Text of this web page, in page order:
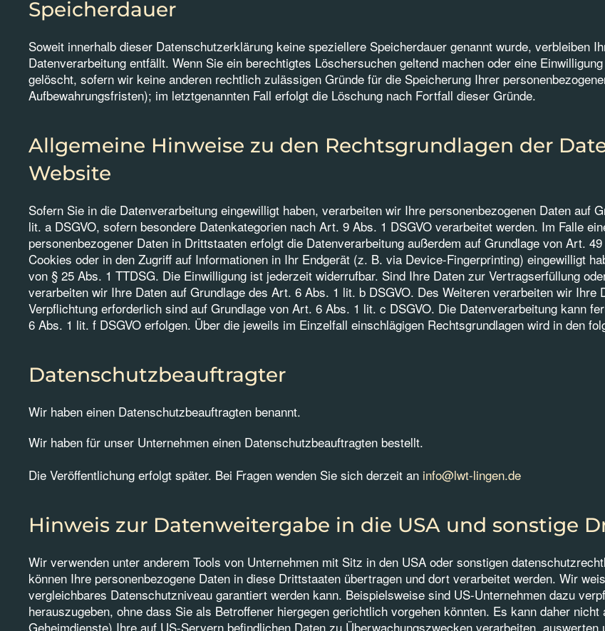
Speicherdauer
Soweit innerhalb dieser Datenschutzerklärung keine speziellere Speicherdauer genannt wurde, verbleiben
Datenverarbeitung entfällt. Wenn Sie ein berechtigtes Löschersuchen geltend machen oder eine
gelöscht, sofern wir keine anderen rechtlich zulässigen Gründe für die Speicherung Ihrer
Aufbewahrungsfristen); im letztgenannten Fall erfolgt die Löschung nach Fortfall dieser Gründe.
Allgemeine Hinweise zu den Rechtsgrundlagen der
Website
Sofern Sie in die Datenverarbeitung eingewilligt haben, verarbeiten wir Ihre personenbezogenen Daten auf
lit. a DSGVO, sofern besondere Datenkategorien nach Art. 9 Abs. 1 DSGVO verarbeitet werden. Im Falle
personenbezogener Daten in Drittstaaten erfolgt die Datenverarbeitung außerdem auf Grundlage von Art.
Cookies oder in den Zugriff auf Informationen in Ihr Endgerät (z. B. via Device-Fingerprinting) eingewilligt
von § 25 Abs. 1 TTDSG. Die Einwilligung ist jederzeit widerrufbar. Sind Ihre Daten zur Vertragserfüllung
verarbeiten wir Ihre Daten auf Grundlage des Art. 6 Abs. 1 lit. b DSGVO. Des Weiteren verarbeiten wir
Verpflichtung erforderlich sind auf Grundlage von Art. 6 Abs. 1 lit. c DSGVO. Die Datenverarbeitung kann
6 Abs. 1 lit. f DSGVO erfolgen. Über die jeweils im Einzelfall einschlägigen Rechtsgrundlagen wird in den
Datenschutz­beauftragter
Wir haben einen Datenschutzbeauftragten benannt.
Wir haben für unser Unternehmen einen Datenschutzbeauftragten bestellt.
Die Veröffentlichung erfolgt später. Bei Fragen wenden Sie sich derzeit an info@lwt-lingen.de
Hinweis zur Datenweitergabe in die USA und sonstige
Wir verwenden unter anderem Tools von Unternehmen mit Sitz in den USA oder sonstigen
können Ihre personenbezogene Daten in diese Drittstaaten übertragen und dort verarbeitet werden. Wir
vergleichbares Datenschutzniveau garantiert werden kann. Beispielsweise sind US-Unternehmen dazu
herauszugeben, ohne dass Sie als Betroffener hiergegen gerichtlich vorgehen könnten. Es kann daher
Geheimdienste) Ihre auf US-Servern befindlichen Daten zu Überwachungszwecken verarbeiten,